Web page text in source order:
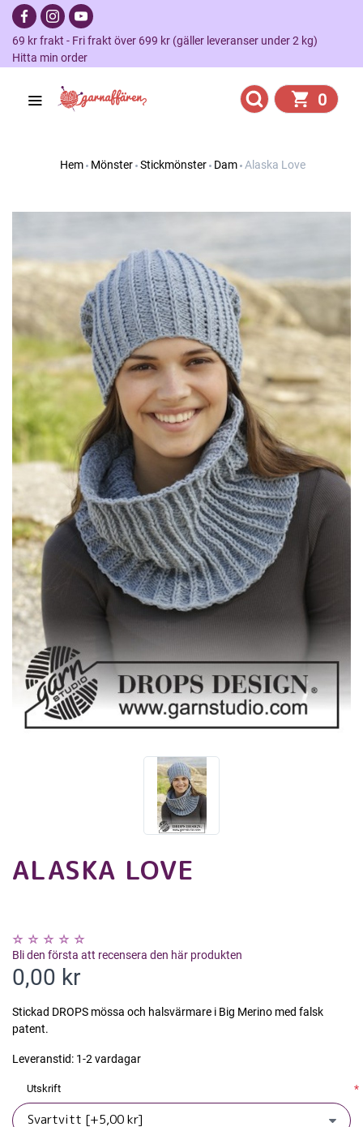
69 kr frakt - Fri frakt över 699 kr (gäller leveranser under 2 kg)
Hitta min order
0
Hem Mönster Stickmönster Dam Alaska Love
ALASKA LOVE
Bli den första att recensera den här produkten
0,00 kr
Stickad DROPS mössa och halsvärmare i Big Merino med falsk
patent.
Leveranstid: 1-2 vardagar
Utskrift *